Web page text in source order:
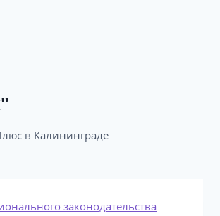
в Калининграде​
законодательства